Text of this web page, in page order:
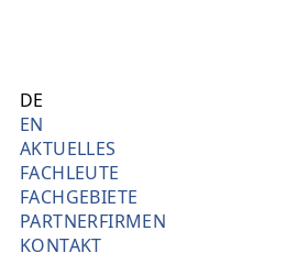
H
L
DE
EN
AKTUELLES
FACHLEUTE
FACHGEBIETE
PARTNERFIRMEN
KONTAKT